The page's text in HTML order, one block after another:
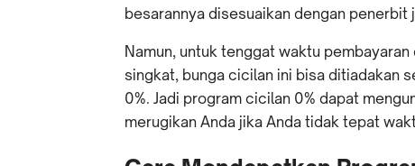
besarannya disesuaikan dengan penerbit
Namun, untuk tenggat waktu
singkat, bunga cicilan ini bisa ditiadakan
0%. Jadi program cicilan 0% dapat
merugikan Anda jika Anda tidak tepat